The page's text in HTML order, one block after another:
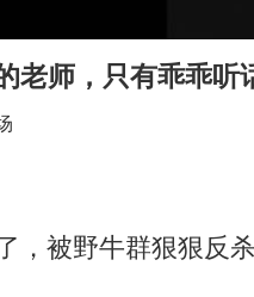
扎哈罗娃批广岛市
泰国一女公务员妆
奋进开新局 实干挑
老师，只有乖乖听
，被野牛群狠狠反杀